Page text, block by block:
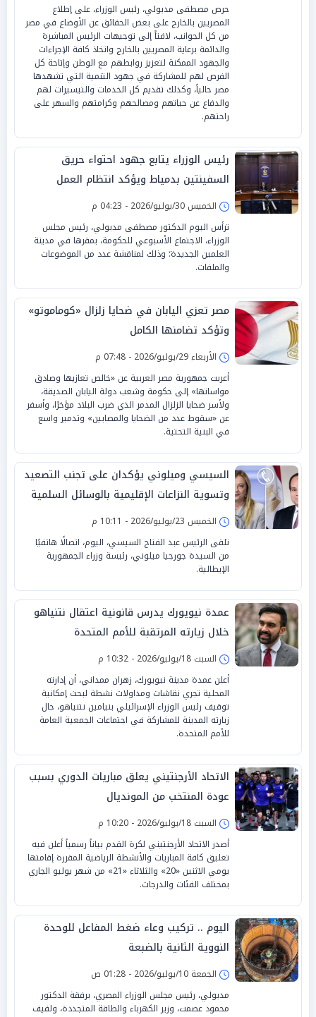
حرص مصطفى مدبولي، رئيس الوزراء، على إطلاع
المصريين بالخارج على بعض الحقائق عن الأوضاع في مصر
من كل الجوانب، لافتاً إلى توجيهات الرئيس المباشرة
والدائمة برعاية المصريين بالخارج واتخاذ كافة الإجراءات
والجهود الممكنة لتعزيز روابطهم مع الوطن وإتاحة كل
الفرص لهم للمشاركة في جهود التنمية التي تشهدها
مصر حالياً، وكذلك تقديم كل الخدمات والتيسيرات لهم
والدفاع عن حياتهم ومصالحهم وكرامتهم والسهر على
راحتهم.
رئيس الوزراء يتابع جهود احتواء حريق
السفينتين بدمياط ويؤكد انتظام العمل
بالميناءالخميس 30/يوليو/2026 - 04:23 م
ترأس اليوم الدكتور مصطفى مدبولي، رئيس مجلس
الوزراء، الاجتماع الأسبوعي للحكومة، بمقرها في مدينة
العلمين الجديدة؛ وذلك لمناقشة عدد من الموضوعات
والملفات.
مصر تعزي اليابان في ضحايا زلزال «كوماموتو»
وتؤكد تضامنها الكامل
الأربعاء 29/يوليو/2026 - 07:48 م
أعربت جمهورية مصر العربية عن «خالص تعازيها وصادق
مواساتها» إلى حكومة وشعب دولة اليابان الصديقة،
ولأسر ضحايا الزلزال المدمر الذي ضرب البلاد مؤخرًا، وأسفر
عن «سقوط عدد من الضحايا والمصابين» وتدمير واسع
في البنية التحتية.
السيسي وميلوني يؤكدان على تجنب التصعيد
وتسوية النزاعات الإقليمية بالوسائل السلمية
الخميس 23/يوليو/2026 - 10:11 م
تلقى الرئيس عبد الفتاح السيسي، اليوم، اتصالًا هاتفيًا
من السيدة جورجيا ميلوني، رئيسة وزراء الجمهورية
الإيطالية.
عمدة نيويورك يدرس قانونية اعتقال نتنياهو
خلال زيارته المرتقبة للأمم المتحدة
السبت 18/يوليو/2026 - 10:32 م
أعلن عمدة مدينة نيويورك، زهران ممداني، أن إدارته
المحلية تجري نقاشات ومداولات نشطة لبحث إمكانية
توقيف رئيس الوزراء الإسرائيلي بنيامين نتنياهو، حال
زيارته المدينة للمشاركة في اجتماعات الجمعية العامة
للأمم المتحدة.
الاتحاد الأرجنتيني يعلق مباريات الدوري بسبب
عودة المنتخب من المونديال
السبت 18/يوليو/2026 - 10:20 م
أصدر الاتحاد الأرجنتيني لكرة القدم بياناً رسمياً أعلن فيه
تعليق كافة المباريات والأنشطة الرياضية المقررة إقامتها
يومي الاثنين «20» والثلاثاء «21» من شهر يوليو الجاري
بمختلف الفئات والدرجات.
اليوم .. تركيب وعاء ضغط المفاعل للوحدة
النووية الثانية بالضبعة
الجمعة 10/يوليو/2026 - 01:28 ص
مدبولي، رئيس مجلس الوزراء المصري، برفقة الدكتور
محمود عصمت، وزير الكهرباء والطاقة المتجددة، ولفيف